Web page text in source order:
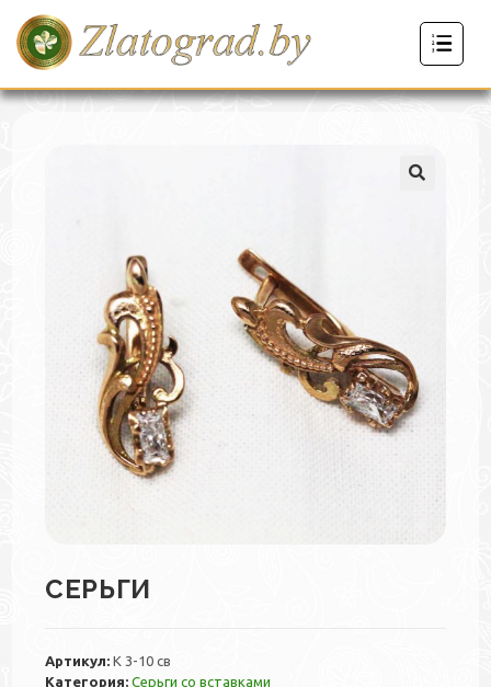
СЕРЬГИ
Артикул:К 3-10 св
Категория:Серьги со вставками